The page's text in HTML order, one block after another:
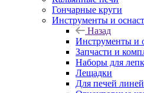
Гончарные круги
Инструменты и
Назад
Инструменты и
Запчасти и
Наборы для
Лещадки
Для печей